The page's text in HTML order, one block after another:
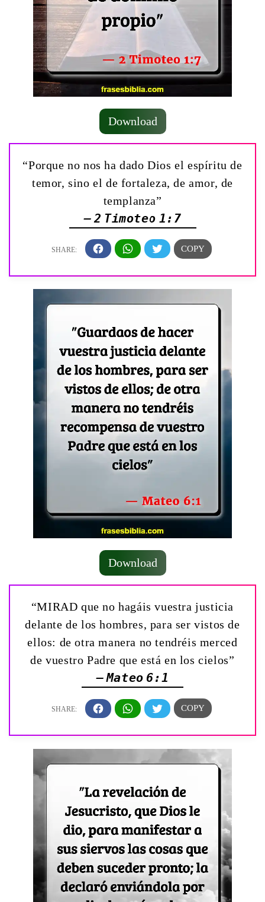
Download
“Porque no nos ha dado Dios el espíritu de
temor, sino el de fortaleza, de amor, de
templanza”
— 2 Timoteo 1:7
Download
“MIRAD que no hagáis vuestra justicia
delante de los hombres, para ser vistos de
ellos: de otra manera no tendréis merced
de vuestro Padre que está en los cielos”
— Mateo 6:1